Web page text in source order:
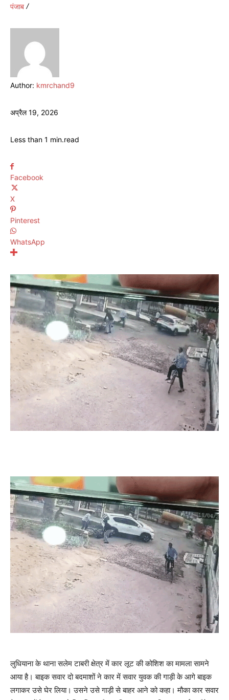
पंजाब
Author: kmrchand9
अप्रैल 19, 2026
Less than 1 min.read
Facebook
X
Pinterest
WhatsApp
लुधियाना के थाना सलेम टाबरी क्षेत्र में कार लूट की कोशिश का मामला सामने
आया है। बाइक सवार दो बदमाशों ने कार में सवार युवक की गाड़ी के आगे बाइक
लगाकर उसे घेर लिया। उसने उसे गाड़ी से बाहर आने को कहा। मौका कार सवार